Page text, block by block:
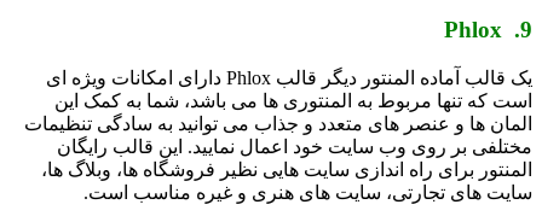
9. Phlox
یک قالب آماده المنتور دیگر قالب Phlox دارای امکانات ویژه ای
است که تنها مربوط به المنتوری ها می باشد، شما به کمک این
المان ها و عنصر های متعدد و جذاب می توانید به سادگی تنظیمات
مختلفی بر روی وب سایت خود اعمال نمایید. این قالب رایگان
المنتور برای راه اندازی سایت هایی نظیر فروشگاه ها، وبلاگ ها،
سایت های تجارتی، سایت های هنری و غیره مناسب است.